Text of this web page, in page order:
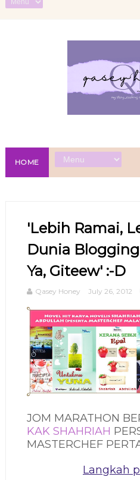
HOME
'Lebih Ramai,
Dunia
Ya, Giteew' :-D
Qasey Honey July 26, 2012
JOM MARATHON
KAK SHAHRIAH
MASTERCHEF
Langkah